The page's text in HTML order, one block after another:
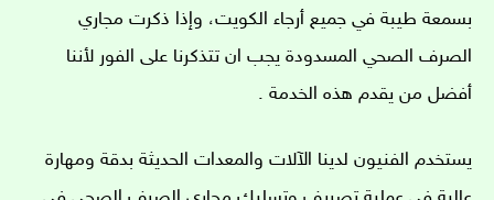
بسمعة طيبة في جميع أرجاء الكويت، وإذا ذكرت مجاري
الصرف الصحي المسدودة يجب ان تتذكرنا على الفور لأننا
أفضل من يقدم هذه الخدمة .
يستخدم الفنيون لدينا الآلات والمعدات الحديثة بدقة ومهارة